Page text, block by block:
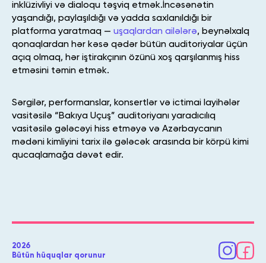
inklüzivliyi və dialoqu təşviq etmək.İncəsənətin
yaşandığı, paylaşıldığı və yadda saxlanıldığı bir
platforma yaratmaq — uşaqlardan ailələrə, beynəlxalq
qonaqlardan hər kəsə qədər bütün auditoriyalar üçün
açıq olmaq, hər iştirakçının özünü xoş qarşılanmış hiss
etməsini təmin etmək.
Sərgilər, performanslar, konsertlər və ictimai layihələr
vasitəsilə “Bakıya Uçuş” auditoriyanı yaradıcılıq
vasitəsilə gələcəyi hiss etməyə və Azərbaycanın
mədəni kimliyini tarix ilə gələcək arasında bir körpü kimi
qucaqlamağa dəvət edir.
2026
Bütün hüquqlar qorunur